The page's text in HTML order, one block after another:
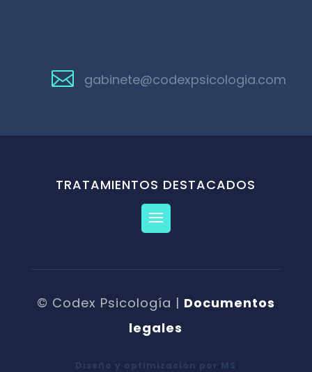
 gabinete@codexpsicologia.com
TRATAMIENTOS DESTACADOS
© Codex Psicología | Documentos
legales
Diseño y optimización por MS